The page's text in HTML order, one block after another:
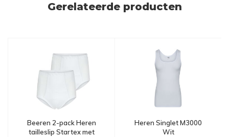
Gerelateerde producten
Beeren 2-pack Heren
tailleslip Startex met
Heren Singlet M3000
Wit